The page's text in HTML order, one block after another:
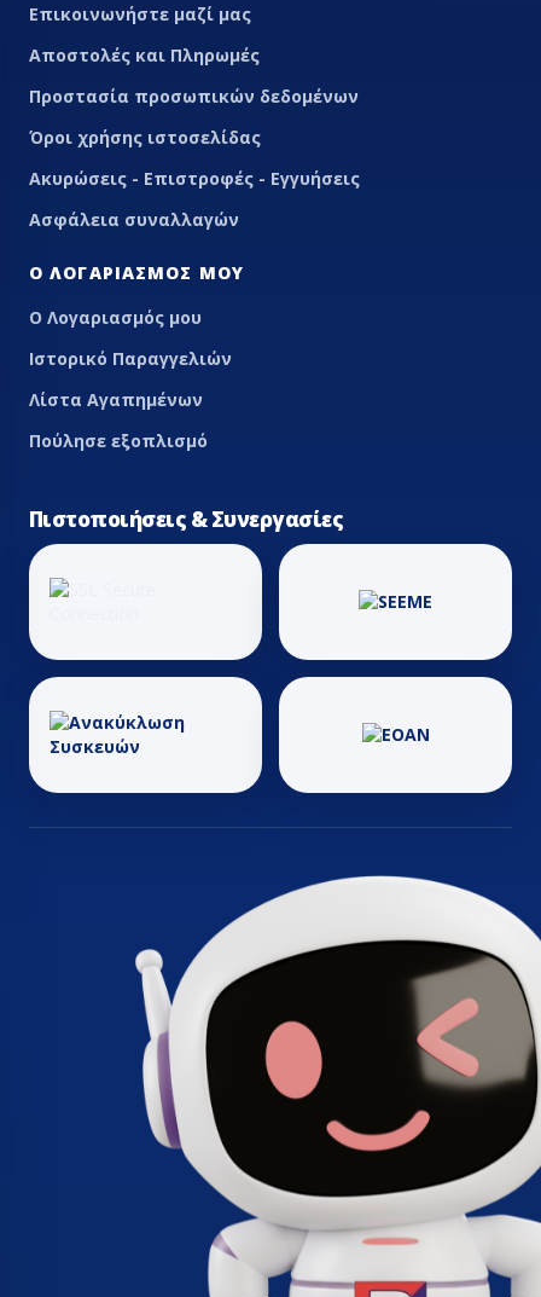
Επικοινωνήστε μαζί μας
Αποστολές και Πληρωμές
Προστασία προσωπικών δεδομένων
Όροι χρήσης ιστοσελίδας
Ακυρώσεις - Επιστροφές - Εγγυήσεις
Ασφάλεια συναλλαγών
Ο ΛΟΓΑΡΙΑΣΜΌΣ ΜΟΥ
Ο Λογαριασμός μου
Ιστορικό Παραγγελιών
Λίστα Αγαπημένων
Πούλησε εξοπλισμό
Πιστοποιήσεις & Συνεργασίες